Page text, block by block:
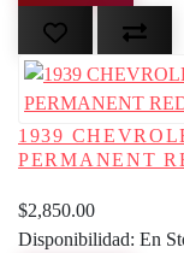
1939
PERMANENT
$2,850.00
Disponibilidad: En